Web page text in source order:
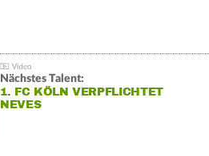
Nächstes Talent:
1. FC KÖLN VERPFLICHTET
NEVES